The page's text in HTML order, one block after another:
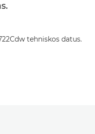
tehniskos datus.